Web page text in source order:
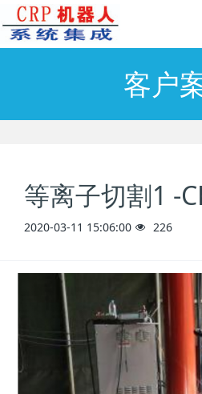
客户
等离子切割1 -
2020-03-11 15:06:00 226